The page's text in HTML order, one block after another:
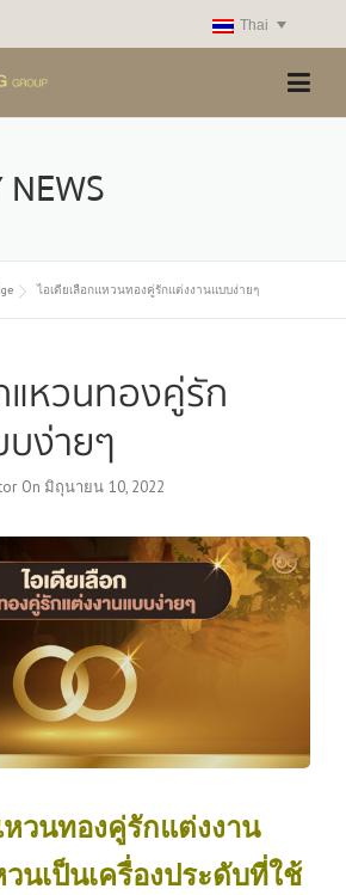
Thai
ไอเดียเลือกแหวนทองคู่รักแต่งงานแบบง่ายๆ
แหวนทองคู่รัก
บง่ายๆ
On มิถุนายน 10, 2022
หวนทองคู่รักแต่งงาน
นเป็นเครื่องประดับที่ใช้